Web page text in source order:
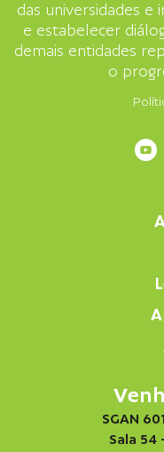
das universidades e
e estabelecer
demais entidades
o
SGAN
Sala 54